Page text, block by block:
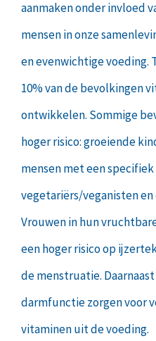
aanmaken onder invloed
mensen in onze
en evenwichtige voeding.
10% van de bevolkingen
ontwikkelen. Sommige
hoger risico: groeiende
mensen met een
vegetariërs/veganisten
Vrouwen in hun
een hoger risico op
de menstruatie.
darmfunctie zorgen voor
vitaminen uit de voeding.